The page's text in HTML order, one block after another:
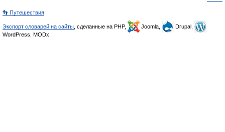
👣 Путешествия
Экспорт словарей на сайты , сделанные на PHP, Joomla,
Drupal,
WordPress, MODx.